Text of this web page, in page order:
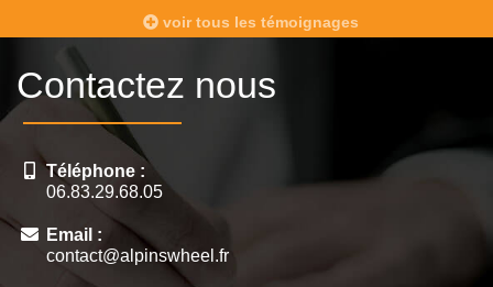
voir tous les témoignages
Contactez nous
Téléphone :
06.83.29.68.05
Email :
contact@alpinswheel.fr